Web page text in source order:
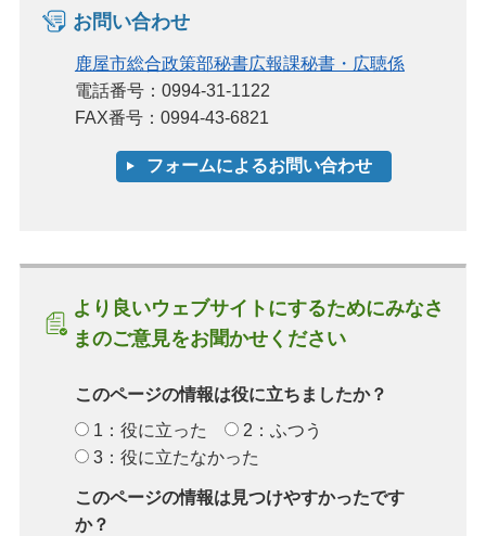
お問い合わせ
鹿屋市総合政策部秘書広報課秘書・広聴係
電話番号：0994-31-1122
FAX番号：0994-43-6821
より良いウェブサイトにするためにみなさ
まのご意見をお聞かせください
このページの情報は役に立ちましたか？
1：役に立った
2：ふつう
3：役に立たなかった
このページの情報は見つけやすかったです
か？